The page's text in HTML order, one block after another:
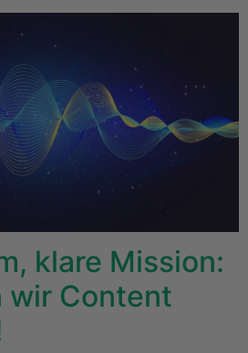
klare Mission:
wir Content